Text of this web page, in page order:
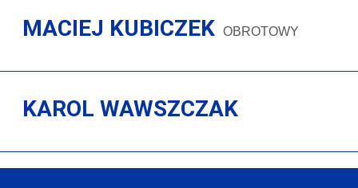
MACIEJ KUBICZEK OBROTOWY
KAROL WAWSZCZAK